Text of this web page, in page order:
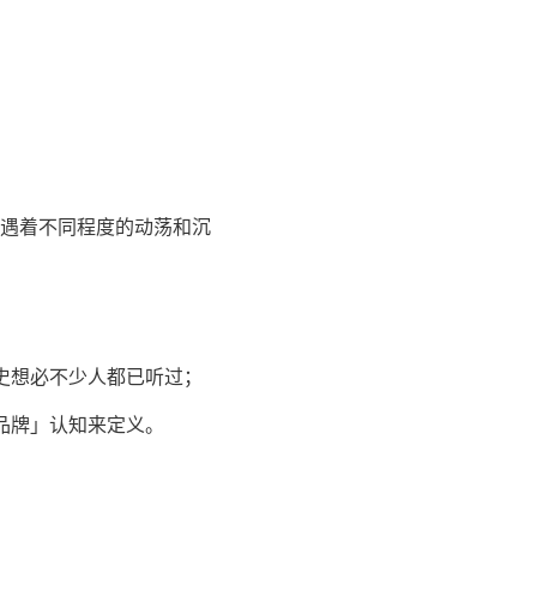
着不同程度的动荡和沉
必不少人都已听过；
」认知来定义。